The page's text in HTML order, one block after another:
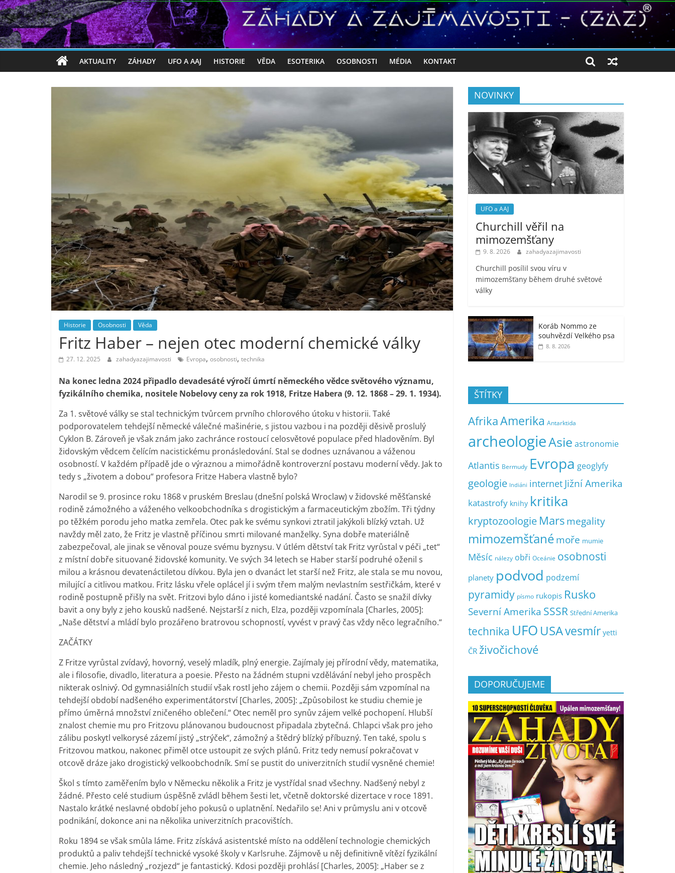
AKTUALITY ZÁHADY UFO A AAJ HISTORIE VĚDA ESOTERIKA OSOBNOSTI MÉDIA KONTAKT
Historie Osobnosti Věda
Fritz Haber – nejen otec moderní chemické války
27. 12. 2025 zahadyazajimavosti Evropa, osobnosti, technika
Na konec ledna 2024 připadlo devadesáté výročí úmrtí německého vědce světového významu,
fyzikálního chemika, nositele Nobelovy ceny za rok 1918, Fritze Habera (9. 12. 1868 – 29. 1. 1934).
Za 1. světové války se stal technickým tvůrcem prvního chlorového útoku v historii. Také
podporovatelem tehdejší německé válečné mašinérie, s jistou vazbou i na později děsivě proslulý
Cyklon B. Zároveň je však znám jako zachránce rostoucí celosvětové populace před hladověním. Byl
židovským vědcem čelícím nacistickému pronásledování. Stal se dodnes uznávanou a váženou
osobností. V každém případě jde o výraznou a mimořádně kontroverzní postavu moderní vědy. Jak to
tedy s „životem a dobou“ profesora Fritze Habera vlastně bylo?
Narodil se 9. prosince roku 1868 v pruském Breslau (dnešní polská Wroclaw) v židovské měšťanské
rodině zámožného a váženého velkoobchodníka s drogistickým a farmaceutickým zbožím. Tři týdny
po těžkém porodu jeho matka zemřela. Otec pak ke svému synkovi ztratil jakýkoli blízký vztah. Už
navždy měl zato, že Fritz je vlastně příčinou smrti milované manželky. Syna dobře materiálně
zabezpečoval, ale jinak se věnoval pouze svému byznysu. V útlém dětství tak Fritz vyrůstal v péči „tet“
z místní dobře situované židovské komunity. Ve svých 34 letech se Haber starší podruhé oženil s
milou a krásnou devatenáctiletou dívkou. Byla jen o dvanáct let starší než Fritz, ale stala se mu novou,
milující a citlivou matkou. Fritz lásku vřele oplácel jí i svým třem malým nevlastním sestřičkám, které v
rodině postupně přišly na svět. Fritzovi bylo dáno i jisté komediantské nadání. Často se snažil dívky
bavit a ony byly z jeho kousků nadšené. Nejstarší z nich, Elza, později vzpomínala [Charles, 2005]:
„Naše dětství a mládí bylo prozářeno bratrovou schopností, vyvést v pravý čas vždy něco legračního.“
ZAČÁTKY
Z Fritze vyrůstal zvídavý, hovorný, veselý mladík, plný energie. Zajímaly jej přírodní vědy, matematika,
ale i filosofie, divadlo, literatura a poesie. Přesto na žádném stupni vzdělávání nebyl jeho prospěch
nikterak oslnivý. Od gymnasiálních studií však rostl jeho zájem o chemii. Později sám vzpomínal na
tehdejší období nadšeného experimentátorství [Charles, 2005]: „Způsobilost ke studiu chemie je
přímo úměrná množství zničeného oblečení.“ Otec neměl pro synův zájem velké pochopení. Hlubší
znalost chemie mu pro Fritzovu plánovanou budoucnost připadala zbytečná. Chlapci však pro jeho
zálibu poskytl velkorysé zázemí jistý „strýček“, zámožný a štědrý blízký příbuzný. Ten také, spolu s
Fritzovou matkou, nakonec přiměl otce ustoupit ze svých plánů. Fritz tedy nemusí pokračovat v
otcově dráze jako drogistický velkoobchodník. Smí se pustit do univerzitních studií vysněné chemie!
Škol s tímto zaměřením bylo v Německu několik a Fritz je vystřídal snad všechny. Nadšený nebyl z
žádné. Přesto celé studium úspěšně zvládl během šesti let, včetně doktorské dizertace v roce 1891.
Nastalo krátké neslavné období jeho pokusů o uplatnění. Nedařilo se! Ani v průmyslu ani v otcově
podnikání, dokonce ani na několika univerzitních pracovištích.
Roku 1894 se však smůla láme. Fritz získává asistentské místo na oddělení technologie chemických
produktů a paliv tehdejší technické vysoké školy v Karlsruhe. Zájmově u něj definitivně vítězí fyzikální
chemie. Jeho následný „rozjezd“ je fantastický. Kdosi později prohlásí [Charles, 2005]: „Haber se z
NOVINKY
UFO a AAJ
Churchill věřil na
mimozemšťany
9. 8. 2026 zahadyazajimavosti
Churchill posílil svou víru v
mimozemšťany během druhé světové
války
Koráb Nommo ze
souhvězdí Velkého psa
8. 8. 2026
ŠTÍTKY
AfrikaAmerika Antarktida
archeologieAsie astronomie
Atlantis Bermudy Evropa geoglyfy
geologie Indiáni internet Jižní Amerika
katastrofy knihy kritika
kryptozoologie Marsmegality
mimozemšťanémoře mumie
Měsíc nálezy obři Oceánie osobnosti
planety podvod podzemí
pyramidy písmo rukopis Rusko
Severní Amerika SSSR Střední Amerika
technika UFO USAvesmír yetti
ČR živočichové
DOPORUČUJEME